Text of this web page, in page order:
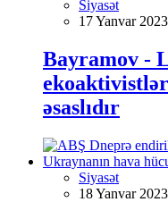
Siyasət
17 Yanvar
Bayramov -
əsaslıdır
Siyasət
18 Yanvar